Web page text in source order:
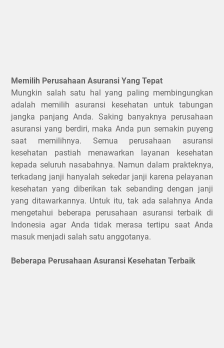
Memilih Perusahaan Asuransi Yang Tepat
Mungkin salah satu hal yang paling membingungkan
adalah memilih asuransi kesehatan untuk tabungan
jangka panjang Anda. Saking banyaknya perusahaan
asuransi yang berdiri, maka Anda pun semakin puyeng
saat memilihnya. Semua perusahaan asuransi
kesehatan pastiah menawarkan layanan kesehatan
kepada seluruh nasabahnya. Namun dalam prakteknya,
terkadang janji hanyalah sekedar janji karena pelayanan
kesehatan yang diberikan tak sebanding dengan janji
yang ditawarkannya. Untuk itu, tak ada salahnya Anda
mengetahui beberapa perusahaan asuransi terbaik di
Indonesia agar Anda tidak merasa tertipu saat Anda
masuk menjadi salah satu anggotanya.
Beberapa Perusahaan Asuransi Kesehatan Terbaik